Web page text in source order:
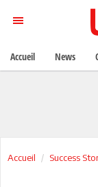
Accueil Success
Accueil News